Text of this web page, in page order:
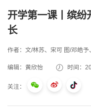
开学第一课丨缤纷
长
作者：文/林苏、宋可 图/邓皓
编辑：黄欣怡 时间：
关注：